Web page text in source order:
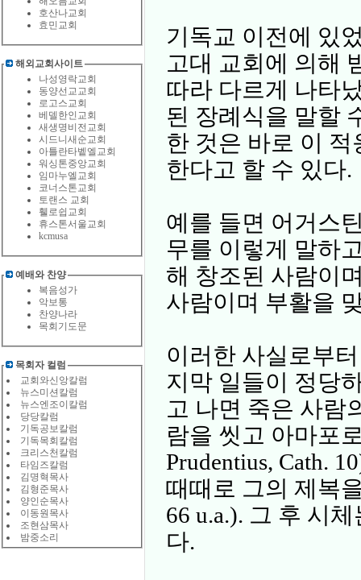
호산나교회
효민교회
해외교회사이트
나성영락교회
동양선교교회
로고스교회
베델한인교회
새생명비전교회
시드니새순교회
아틀란타벹엘교회
워싱톤중앙교회
임마누엘교회
코너스톤교회
토랜스 교회
휄로쉽교회
휴스톤서울교회
kcmusa
예배와 찬양
복음성가
악보통
찬양나라
목회기도문
목회자 컬럼
교회와신앙칼럼
뉴스미션칼럼
뉴스엔조이칼럼
당당칼럼
기독공보칼럼
기독목회칼럼
크리스천칼럼
타임즈칼럼
김명혁목사
김형준목사
양인순목사
이동원목사
조현삼목사
밤중소리
기독교 이전에 있
고대 교회에 의해
따라 다르게 나타
된 장례식을 말할
한 것은 바로 이
한다고 할 수 있다.
예를 들면 어거스
무를 이렇게 말하
해 창조된 사람이
사람이며 부활을
이러한 사실로부
지막 일들이 정당
고 나면 죽은 사람
람을 씻고 아마포
Prudentius, Cath.
때때로 그의 제복
66 u.a.). 그 후 시
다.